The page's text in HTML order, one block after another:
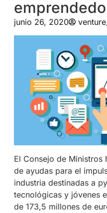
junio 26, 2020
El Consejo de Ministros
de ayudas para el
industria destinadas a
tecnológicas y jóvenes
de 173,5 millones de